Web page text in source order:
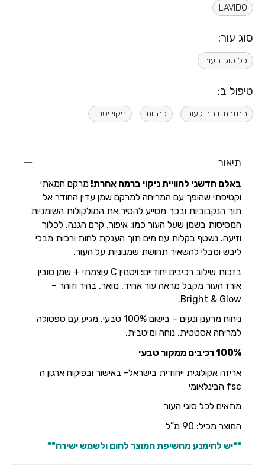
LAVIDO
סוג עור:
כל סוגי העור
טיפול ב:
החזרת זוהר לעור כהויות ניקוי יסודי
תיאור
באלם חדשני לחוויית ניקוי ברמה אחרת! מרקם חמאתי
וקטיפתי שהופך עם המריחה למרקם שמן עדין החודר אל
תוך הנקבוביות ובכך מסייע להסיר את המולקולות השומניות
המסיסות בשמן שעל העור כמו: איפור, קרם הגנה, לכלוך
וזיעה. נשטף בקלות עם מים תוך הענקת לחות ורכות מבלי
ליבש ומבלי להשאיר תחושת שמנוניות על העור.
בזכות שילוב רכיבים יחודיים: ויטמין C עוצמתי + שמן סובין
אורז העור מקבל מראה עור אחיד, מואר, בהיר וזוהר –
Bright & Glow.
ניחוח מרענן ונעים – בישום 100% טבעי. מגיע עם ספטולה
למריחה אסטטית, נוחה ומיטבית.
100% רכיבים ממקור טבעי
אריזה אקולוגית ייחודית בישראל- באישור ובפיקוח ארגון ה
fsc הבינלאומי
מתאים לכל סוגי העור
המוצר מכיל: 90 מ”ל
**יש להימנע מחשיפת המוצר לחום ולשמש ישירה**